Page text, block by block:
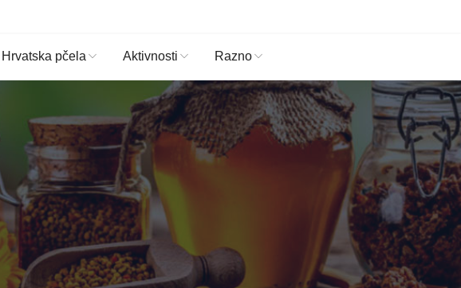
Hrvatska pčela Aktivnosti Razno